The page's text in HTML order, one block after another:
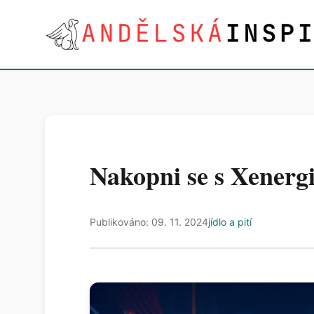
Nakopni se s
Publikováno: 09. 11. 2024jídlo a pití